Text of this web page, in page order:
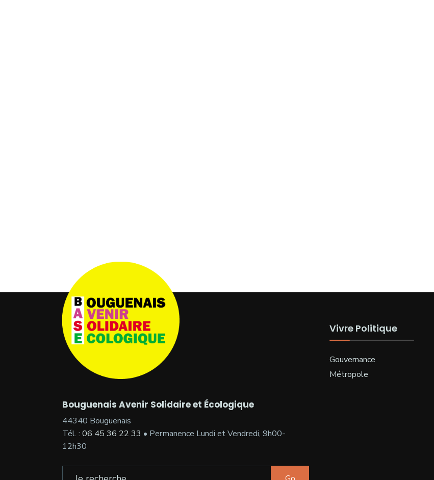
Bouguenais Avenir Solidaire et Écologique
44340 Bouguenais
Tél. : 06 45 36 22 33 • Permanence Lundi et Vendredi, 9h00-
12h30
Vivre Politique
Gouvernance
Métropole